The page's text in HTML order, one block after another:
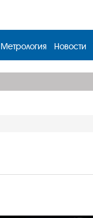
Метрология Новости